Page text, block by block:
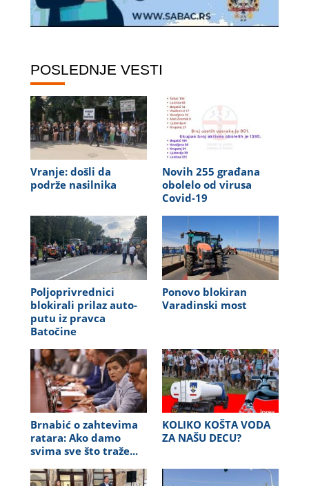
POSLEDNJE VESTI
Vranje: došli da
podrže nasilnika
Novih 255 građana
obolelo od virusa
Covid-19
Poljoprivrednici
blokirali prilaz auto-
putu iz pravca
Batočine
Ponovo blokiran
Varadinski most
Brnabić o zahtevima
ratara: Ako damo
svima sve što traže...
KOLIKO KOŠTA VODA
ZA NAŠU DECU?